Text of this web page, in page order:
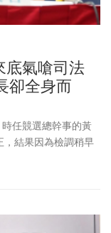
底氣嗆司法
卻全身而
任競選總幹事的黃
結果因為檢調稍早
發言人吳怡萱指
人物，但原來他曾